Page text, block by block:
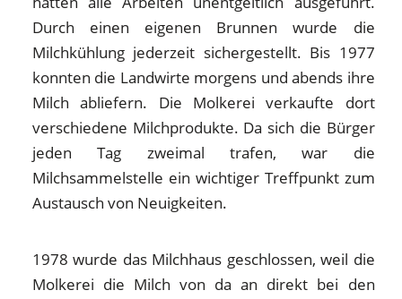
Durch einen eigenen Brunnen wurde die
Milchkühlung jederzeit sichergestellt. Bis 1977
konnten die Landwirte morgens und abends ihre
Milch abliefern. Die Molkerei verkaufte dort
verschiedene Milchprodukte. Da sich die Bürger
jeden Tag zweimal trafen, war die
Milchsammelstelle ein wichtiger Treffpunkt zum
Austausch von Neuigkeiten.
1978 wurde das Milchhaus geschlossen, weil die
Molkerei die Milch von da an direkt bei den